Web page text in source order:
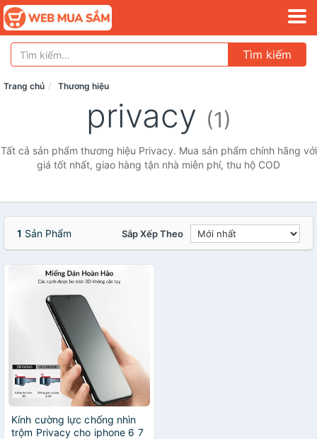
Tìm kiếm
Trang chủ Thương hiệu
privacy (1)
Tất cả sản phẩm thương hiệu Privacy. Mua sản phẩm chính hãng với
giá tốt nhất, giao hàng tận nhà miễn phí, thu hộ COD
1 Sản Phẩm Sắp Xếp Theo
Kính cường lực chống nhìn
trộm Privacy cho iphone 6 7